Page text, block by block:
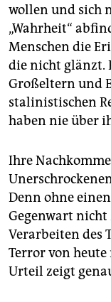
wollen und sich
„Wahrheit“
Menschen die
die nicht glänzt.
Großeltern und
stalinistischen
haben nie über
Ihre
Denn ohne
Gegenwart nicht
Verarbeiten des
Terror von heute
Urteil zeigt